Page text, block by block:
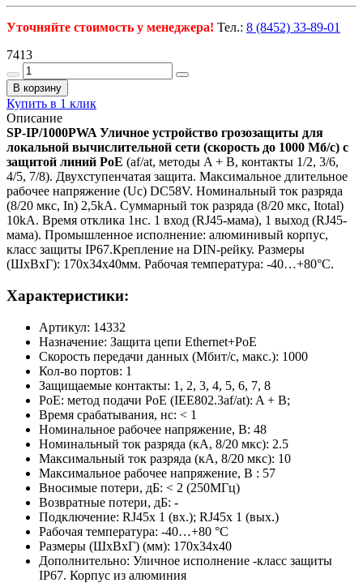
Уточняйте стоимость у менеджера! Тел.: 8 (8452) 33-89-01
7413
В корзину
Купить в 1 клик
Описание
SP-IP/1000PWA Уличное устройство грозозащиты для
локальной вычислительной сети (скорость до 1000 Мб/с) с
защитой линий PoE (af/at, методы A + B, контакты 1/2, 3/6,
4/5, 7/8). Двухступенчатая защита. Максимальное длительное
рабочее напряжение (Uс) DC58V. Номинальный ток разряда
(8/20 мкс, In) 2,5kA. Суммарный ток разряда (8/20 мкс, Itotal)
10kA. Время отклика 1нс. 1 вход (RJ45-мама), 1 выход (RJ45-
мама). Промышленное исполнение: алюминивый корпус,
класс защиты IP67.Крепление на DIN-рейку. Размеры
(ШхВхГ): 170x34x40мм. Рабочая температура: -40…+80°С.
Характеристики:
Артикул: 14332
Назначение: Защита цепи Ethernet+PoE
Скорость передачи данных (Мбит/с, макс.): 1000
Кол-во портов: 1
Защищаемые контакты: 1, 2, 3, 4, 5, 6, 7, 8
PoE: метод подачи PoE (IEE802.3af/at): A + B;
Время срабатывания, нс: < 1
Номинальное рабочее напряжение, В: 48
Номинальный ток разряда (кА, 8/20 мкс): 2.5
Максимальный ток разряда (кА, 8/20 мкс): 10
Максимальное рабочее напряжение, В : 57
Вносимые потери, дБ: < 2 (250МГц)
Возвратные потери, дБ: -
Подключение: RJ45х 1 (вх.); RJ45х 1 (вых.)
Рабочая температура: -40…+80 °C
Размеры (ШхВхГ) (мм): 170x34x40
Дополнительно: Уличное исполнение -класс защиты
IP67. Корпус из алюминия